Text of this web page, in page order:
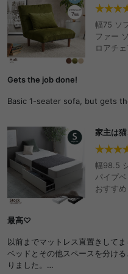
幅75 ソ
ファー
ロアチ
Gets the job done!
Basic 1-seater sofa, but gets
家主は猫
幅98.5
パイプ
おすす
最高♡
以前までマットレス直置きして
ベッドとその他スペースを分け
りました。